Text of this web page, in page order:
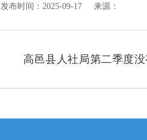
发布时间：2025-09-17 来源：
高邑县人社局第二季度